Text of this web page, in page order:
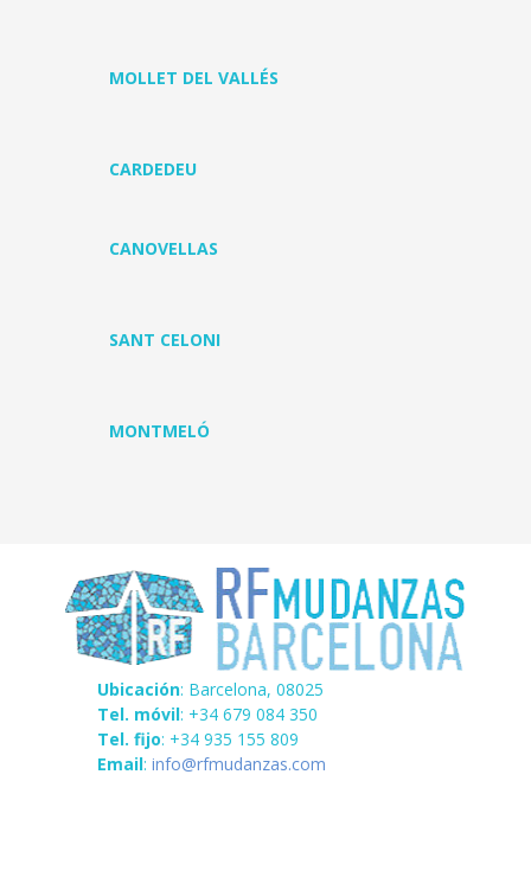
MOLLET DEL VALLÉS
CARDEDEU
CANOVELLAS
SANT CELONI
MONTMELÓ
Ubicación: Barcelona, 08025
Tel. móvil: +34 679 084 350
Tel. fijo: +34 935 155 809
Email: info@rfmudanzas.com